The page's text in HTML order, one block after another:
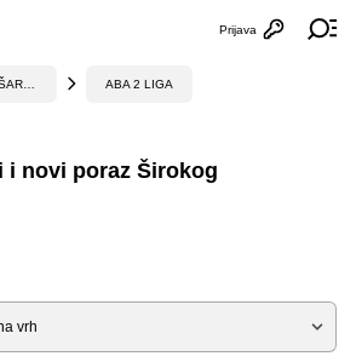
Otvori
Prijava
ABA 2 LIGA
i novi poraz Širokog